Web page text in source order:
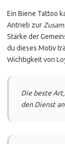
Ein Biene Tattoo
Antrieb zur
Stärke der
du dieses Motiv
Wichtigkeit von
Die beste
den Dienst